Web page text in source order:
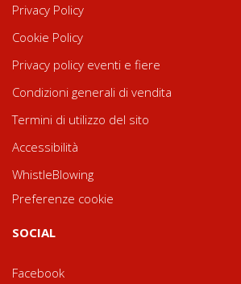
Privacy Policy
Cookie Policy
Privacy policy eventi e fiere
Condizioni generali di vendita
Termini di utilizzo del sito
Accessibilità
WhistleBlowing
Preferenze cookie
SOCIAL
Facebook